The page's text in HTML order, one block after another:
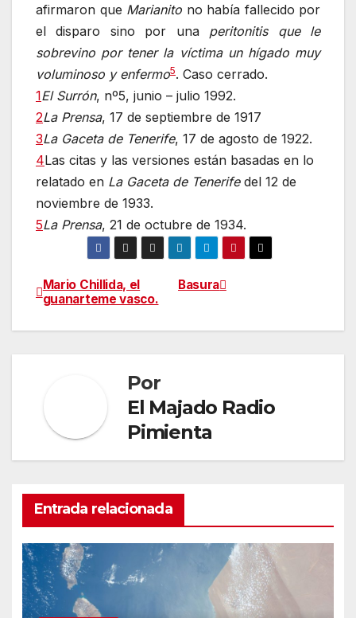
afirmaron que Marianito no había fallecido por
el disparo sino por una peritonitis que le
sobrevino por tener la víctima un hígado muy
voluminoso y enfermo5. Caso cerrado.
1El Surrón, nº5, junio – julio 1992.
2La Prensa, 17 de septiembre de 1917
3La Gaceta de Tenerife, 17 de agosto de 1922.
4Las citas y las versiones están basadas en lo
relatado en La Gaceta de Tenerifedel 12 de
noviembre de 1933.
5La Prensa, 21 de octubre de 1934.
Navegación
de
Basura
Mario Chillida, el
guanarteme vasco.
Por
El Majado Radio
Pimienta
Entrada relacionada